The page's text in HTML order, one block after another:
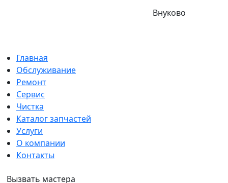
Внуково
Главная
Обслуживание
Ремонт
Сервис
Чистка
Каталог запчастей
Услуги
О компании
Контакты
Вызвать мастера